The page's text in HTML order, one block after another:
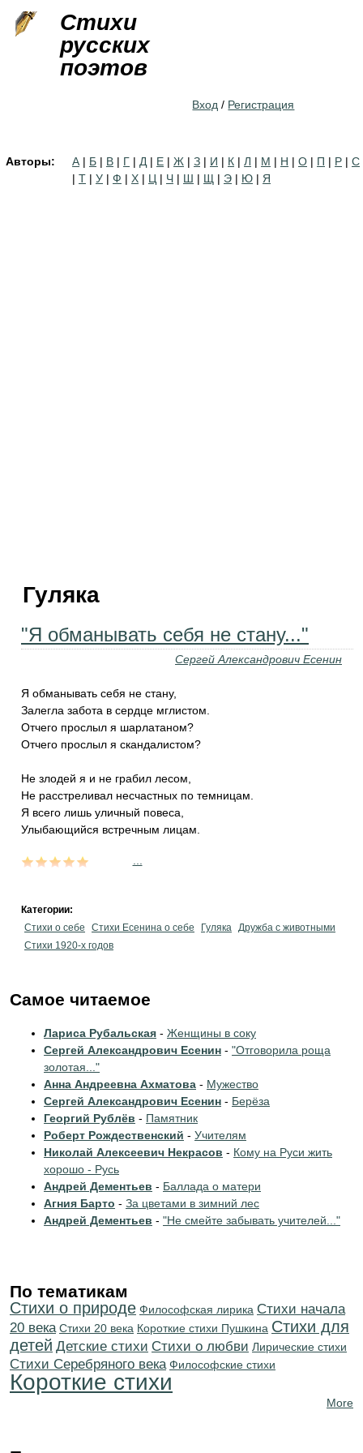
Стихи
русских
поэтов
Вход / Регистрация
Авторы: А | Б | В | Г | Д | Е | Ж | З | И | К | Л | М | Н | О | П | Р | С
| Т | У | Ф | Х | Ц | Ч | Ш | Щ | Э | Ю | Я
Гуляка
"Я обманывать себя не стану..."
Сергей Александрович Есенин
Я обманывать себя не стану,
Залегла забота в сердце мглистом.
Отчего прослыл я шарлатаном?
Отчего прослыл я скандалистом?
Не злодей я и не грабил лесом,
Не расстреливал несчастных по темницам.
Я всего лишь уличный повеса,
Улыбающийся встречным лицам.
Категории:
Стихи о себе
Стихи Есенина о себе Гуляка Дружба с животными
Стихи 1920-х годов
Самое читаемое
Лариса Рубальская - Женщины в соку
Сергей Александрович Есенин - "Отговорила роща
золотая..."
Анна Андреевна Ахматова - Мужество
Сергей Александрович Есенин - Берёза
Георгий Рублёв - Памятник
Роберт Рождественский - Учителям
Николай Алексеевич Некрасов - Кому на Руси жить
хорошо - Русь
Андрей Дементьев - Баллада о матери
Агния Барто - За цветами в зимний лес
Андрей Дементьев - "Не смейте забывать учителей..."
По тематикам
Стихи о природе Философская лирика Cтихи начала
20 века Стихи 20 века Короткие стихи Пушкина Стихи для
детей Детские стихи Стихи о любви Лирические стихи
Cтихи Серебряного века Философские стихи
Короткие стихи
More